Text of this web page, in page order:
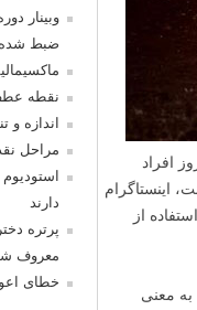
افراد
اینستاگرام
از
معنی
وبینار
ضبط
نقطه
اندازه
مراحل
دارند
پرتره
معروف
خطای